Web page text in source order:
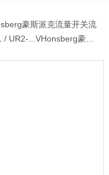
豪斯派克流量开关流
UR2-...VHonsberg豪斯